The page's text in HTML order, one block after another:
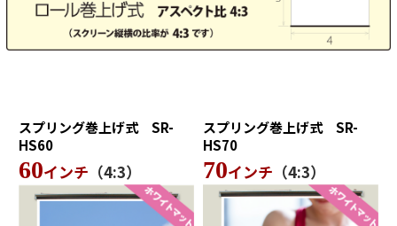
スプリング巻上げ式 SR-
HS60
60インチ （4:3）
スプリング巻上げ式SR-
HS70
70インチ （4:3）